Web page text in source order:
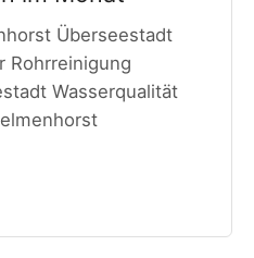
Überseestadt
Rohrreinigung
Wasserqualität